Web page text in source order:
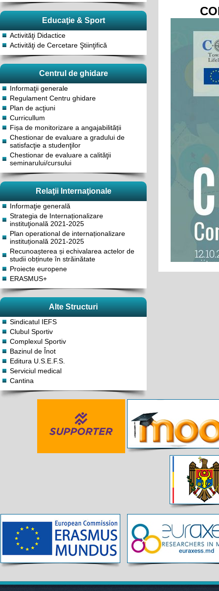
Educaţie & Sport
Activităţi Didactice
Activităţi de Cercetare Ştiinţifică
Centrul de ghidare
Informaţii generale
Regulament Centru ghidare
Plan de acţiuni
Curricullum
Fișa de monitorizare a angajabilității
Chestionar de evaluare a gradului de
satisfacţie a studenţilor
Chestionar de evaluare a calităţii
seminarului/cursului
Relaţii Internaţionale
Informaţie generală
Strategia de Internaționalizare
instituţională 2021-2025
Plan operational de internaționalizare
instituțională 2021-2025
Recunoașterea și echivalarea actelor de
studii obținute în străinătate
Proiecte europene
ERASMUS+
Alte Structuri
Sindicatul IEFS
Clubul Sportiv
Complexul Sportiv
Bazinul de Înot
Editura U.S.E.F.S.
Serviciul medical
Cantina